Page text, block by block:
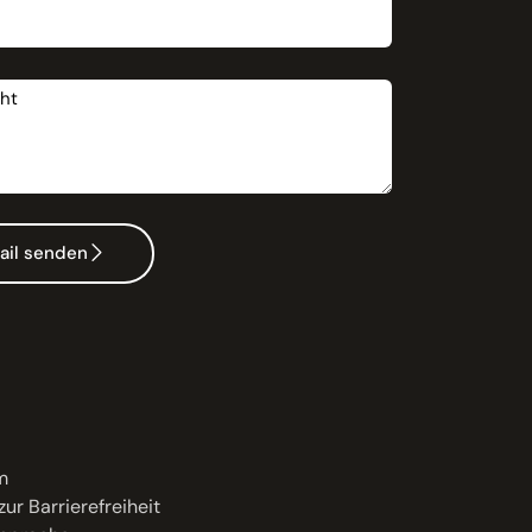
senden
Barrierefreiheit